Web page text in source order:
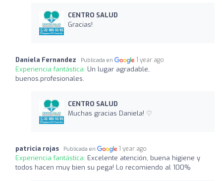
CENTRO SALUD
Gracias!
Daniela Fernandez Publicada en 1 year ago
Experiencia fantástica: Un lugar agradable,
buenos.profesionales.
CENTRO SALUD
Muchas gracias Daniela! ♡
patricia rojas Publicada en 1 year ago
Experiencia fantástica: Excelente atención, buena higiene y
todos hacen muy bien su pega! Lo recomiendo al 100%